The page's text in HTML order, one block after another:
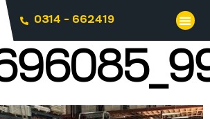
0314 - 662419